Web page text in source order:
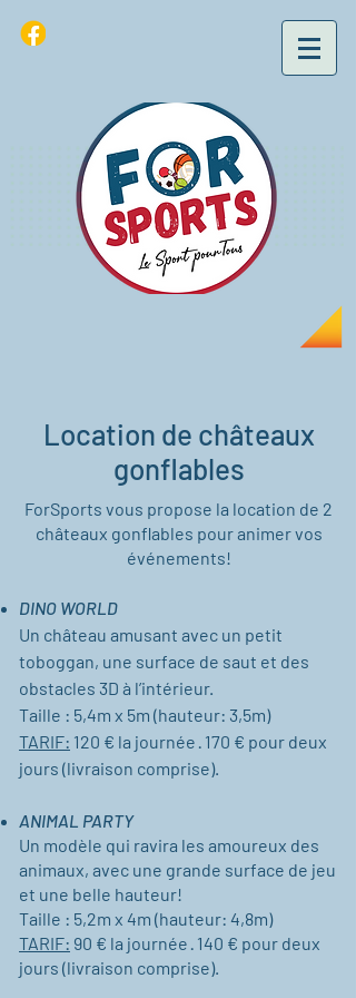
Location de châteaux
gonflables
ForSports vous propose la location de 2
châteaux gonflables pour animer vos
événements!
DINO WORLD
Un château amusant avec un petit
toboggan, une surface de saut et des
obstacles 3D à l’intérieur.
Taille : 5,4m x 5m (hauteur: 3,5m)
TARIF: 120 € la journée · 170 € pour deux
jours (livraison comprise).
ANIMAL PARTY
Un modèle qui ravira les amoureux des
animaux, avec une grande surface de jeu
et une belle hauteur!
Taille : 5,2m x 4m (hauteur: 4,8m)
TARIF: 90 € la journée · 140 € pour deux
jours (livraison comprise).